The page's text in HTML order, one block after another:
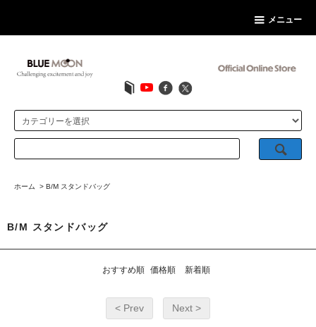
メニュー
ホーム > B/M スタンドバッグ
B/M スタンドバッグ
おすすめ順 価格順 新着順
< Prev Next >